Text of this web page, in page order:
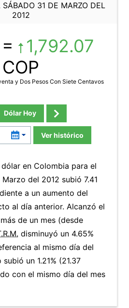
31 DE MARZO DEL
2012
1,792.07
COP
y Dos Pesos Con Siete Centavos
Dólar Hoy
Ver histórico
en Colombia para el
del 2012 subió 7.41
a un aumento del
al día anterior. Alcanzó el
de un mes (desde
disminuyó un 4.65%
al mismo día del
un 1.21% (21.37
con el mismo día del mes